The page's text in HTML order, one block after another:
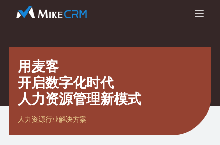
用麦客
开启数字化时代
人力资源管理新模式
人力资源行业解决方案